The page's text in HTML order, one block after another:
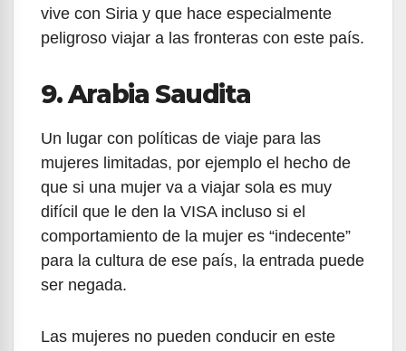
vive con Siria y que hace especialmente
peligroso viajar a las fronteras con este país.
9. Arabia Saudita
Un lugar con políticas de viaje para las
mujeres limitadas, por ejemplo el hecho de
que si una mujer va a viajar sola es muy
difícil que le den la VISA incluso si el
comportamiento de la mujer es “indecente”
para la cultura de ese país, la entrada puede
ser negada.
Las mujeres no pueden conducir en este